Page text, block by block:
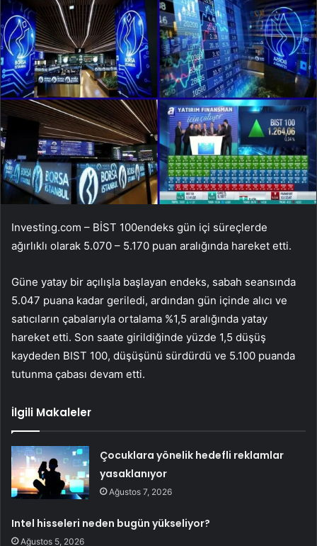
Investing.com – BİST 100endeks gün içi süreçlerde
ağırlıklı olarak 5.070 – 5.170 puan aralığında hareket etti.
Güne yatay bir açılışla başlayan endeks, sabah seansında
5.047 puana kadar geriledi, ardından gün içinde alıcı ve
satıcıların çabalarıyla ortalama %1,5 aralığında yatay
hareket etti. Son saate girildiğinde yüzde 1,5 düşüş
kaydeden BIST 100, düşüşünü sürdürdü ve 5.100 puanda
tutunma çabası devam etti.
İlgili Makaleler
Çocuklara yönelik hedefli reklamlar
yasaklanıyor
Ağustos 7, 2026
Intel hisseleri neden bugün yükseliyor?
Ağustos 5, 2026